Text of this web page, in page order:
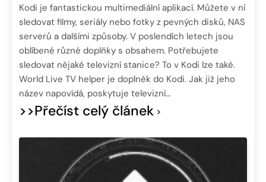
Kodi je fantastickou multimediální aplikací. Můžete v ní
sledovat filmy, seriály nebo fotky z pevných disků, NAS
serverů a dalšími způsoby. V poslendích letech jsou
oblíbené různé doplňky s obsahem. Potřebujete
sledovat nějaké televizní stanice? To v Kodi lze také.
World Live TV helper je doplněk do Kodi. Jak již jeho
název napovídá, poskytuje televizní…
>>Přečíst celý článek